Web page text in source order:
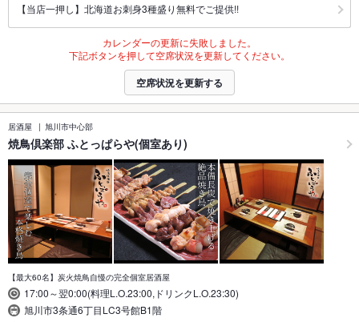
【当店一押し】北海道お刺身3種盛り無料でご提供!!
カレンダーの更新に失敗しました。
下記ボタンを押して空席状況を更新してください。
空席状況を更新する
居酒屋 旭川市中心部
焼鳥倶楽部 ふとっぱらや(個室あり)
【最大60名】炭火焼鳥自慢の完全個室居酒屋
17:00～翌0:00(料理L.O.23:00,ドリンクL.O.23:30)
旭川市3条通6丁目LC3号館B1階